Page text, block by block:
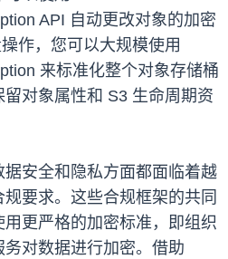
API 自动更改对象的加密
作，您可以大规模使用
来标准化整个对象存储桶
对象属性和 S3 生命周期资
安全和隐私方面都面临着越
要求。这些合规框架的共同
更严格的加密标准，即组织
对数据进行加密。借助